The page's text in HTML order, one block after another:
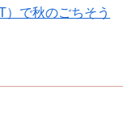
）で秋のごちそう